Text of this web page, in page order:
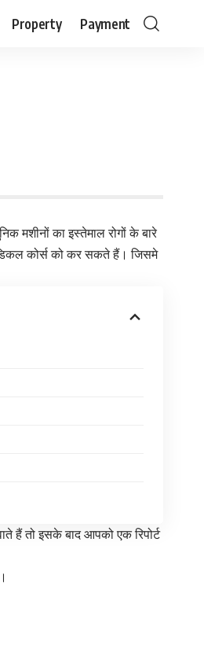
Property Payment
मशीनों का इस्तेमाल रोगों के बारे
कोर्स को कर सकते हैं। जिसमे
हैं तो इसके बाद आपको एक रिपोर्ट